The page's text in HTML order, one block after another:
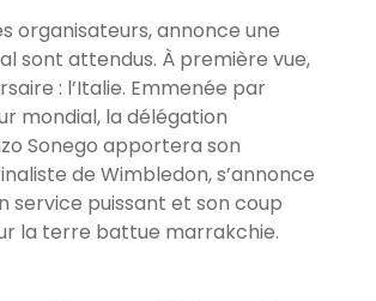
organisateurs, annonce une
sont attendus. À première vue,
: l’Italie. Emmenée par
mondial, la délégation
Sonego apportera son
de Wimbledon, s’annonce
service puissant et son coup
la terre battue marrakchie.